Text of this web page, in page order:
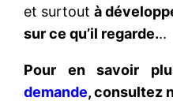
et surtoutà
sur ce qu’il regarde...
Pour en savoir
demande, consultez